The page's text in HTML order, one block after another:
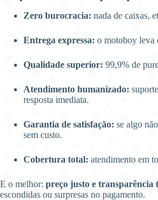
Zero burocracia: nada de caixas,
Entrega expressa: o motoboy leva
Qualidade superior: 99,9% de
Atendimento humanizado:
resposta imediata.
Garantia de satisfação: se algo
sem custo.
Cobertura total: atendimento em
E o melhor: preço justo e transparência
escondidas ou surpresas no pagamento.